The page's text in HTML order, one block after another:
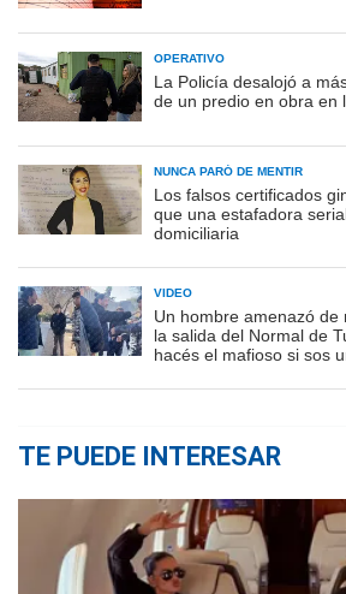
OPERATIVO
La Policía desalojó a
de un predio en obra en
NUNCA PARÓ DE MENTIR
Los falsos certificados
que una estafadora
domiciliaria
VIDEO
Un hombre amenazó
la salida del Normal de
hacés el mafioso si sos
TE PUEDE INTERESAR